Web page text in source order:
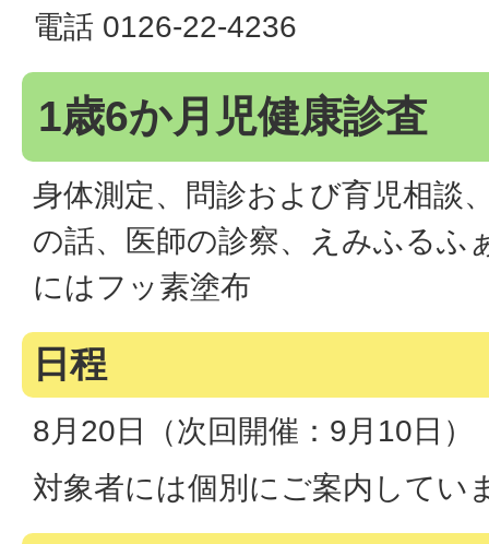
電話 0126-22-4236
1歳6か月児健康診査
身体測定、問診および育児相談
の話、医師の診察、えみふるふ
にはフッ素塗布
日程
8月20日（次回開催：9月10日）
対象者には個別にご案内してい